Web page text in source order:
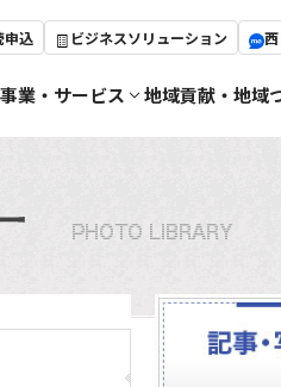
申込 ビジネスソリューション
事業・サービス 地域貢献・地域